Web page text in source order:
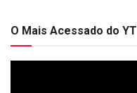
O Mais Acessado do YT